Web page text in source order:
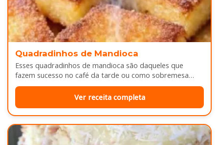
Quadradinhos de Mandioca
Esses quadradinhos de mandioca são daqueles que
fazem sucesso no café da tarde ou como sobremesa
depois do almoço. Por…
Ver receita completa